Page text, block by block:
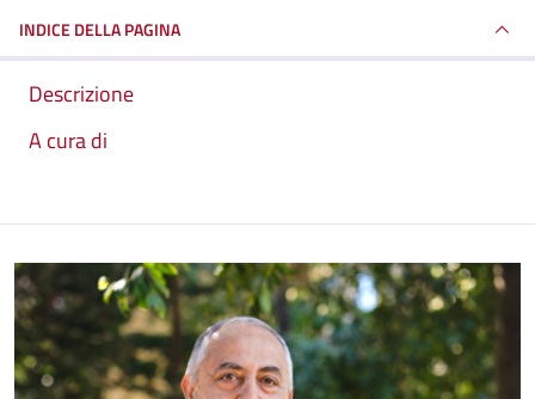
INDICE DELLA PAGINA
Descrizione
A cura di